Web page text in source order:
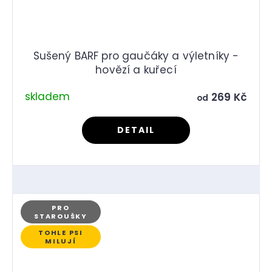
Sušený BARF pro gaučáky a výletníky -
hovězí a kuřecí
skladem
od 269 Kč
DETAIL
PRO
STAROUŠKY
TOHLE PSI
MILUJÍ